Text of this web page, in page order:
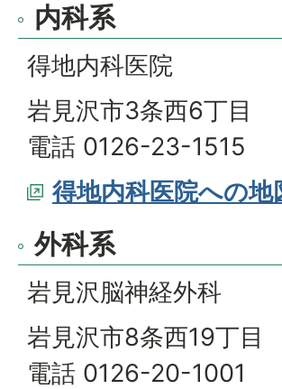
内科系
得地内科医院
岩見沢市3条西6丁目
電話 0126-23-1515
得地内科医院への地
外科系
岩見沢脳神経外科
岩見沢市8条西19丁目
電話 0126-20-1001